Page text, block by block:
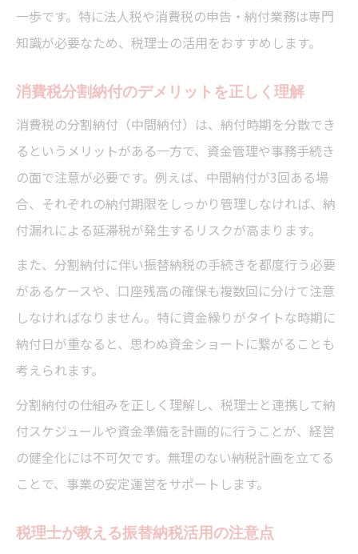
一歩です。特に法人税や消費税の申告・納付業務は専門
知識が必要なため、税理士の活用をおすすめします。
消費税分割納付のデメリットを正しく理解
消費税の分割納付（中間納付）は、納付時期を分散でき
るというメリットがある一方で、資金管理や事務手続き
の面で注意が必要です。例えば、中間納付が3回ある場
合、それぞれの納付期限をしっかり管理しなければ、納
付漏れによる延滞税が発生するリスクが高まります。
また、分割納付に伴い振替納税の手続きを都度行う必要
があるケースや、口座残高の確保も複数回に分けて注意
しなければなりません。特に資金繰りがタイトな時期に
納付日が重なると、思わぬ資金ショートに繋がることも
考えられます。
分割納付の仕組みを正しく理解し、税理士と連携して納
付スケジュールや資金準備を計画的に行うことが、経営
の健全化には不可欠です。無理のない納税計画を立てる
ことで、事業の安定運営をサポートします。
税理士が教える振替納税活用の注意点